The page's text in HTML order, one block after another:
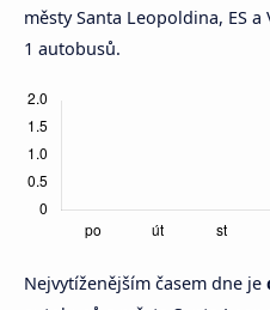
městy Santa Leopoldina, ES
1 autobusů.
Nejvytíženějším časem dne je